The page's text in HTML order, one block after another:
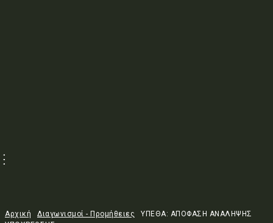
Αρχική Διαγωνισμοί - Προμήθειες
ΥΠΕΘΑ: ΑΠΟΦΑΣΗ ΑΝΑΛΗΨΗΣ